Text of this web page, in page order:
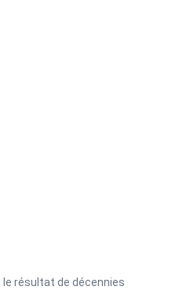
le résultat de décennies